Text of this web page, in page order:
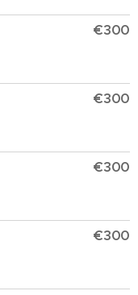
€300
€300
€300
€300